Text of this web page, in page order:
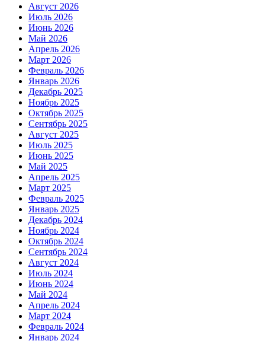
Август 2026
Июль 2026
Июнь 2026
Май 2026
Апрель 2026
Март 2026
Февраль 2026
Январь 2026
Декабрь 2025
Ноябрь 2025
Октябрь 2025
Сентябрь 2025
Август 2025
Июль 2025
Июнь 2025
Май 2025
Апрель 2025
Март 2025
Февраль 2025
Январь 2025
Декабрь 2024
Ноябрь 2024
Октябрь 2024
Сентябрь 2024
Август 2024
Июль 2024
Июнь 2024
Май 2024
Апрель 2024
Март 2024
Февраль 2024
Январь 2024